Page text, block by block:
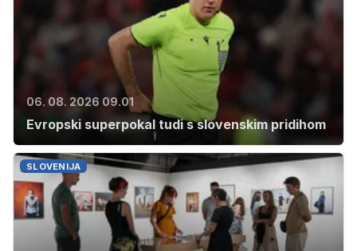
06. 08. 2026 09.01
Evropski superpokal tudi s slovenskim pridihom
SLOVENIJA